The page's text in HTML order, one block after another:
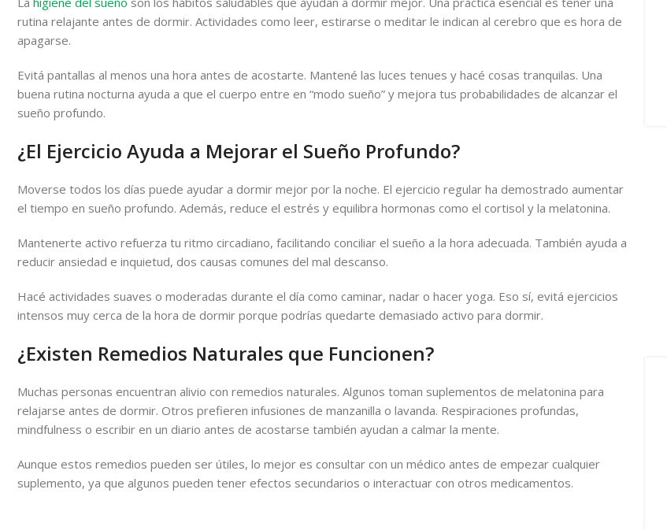
rutina relajante antes de dormir. Actividades como leer, estirarse o meditar le indican al cerebro que es hora de
apagarse.
Evitá pantallas al menos una hora antes de acostarte. Mantené las luces tenues y hacé cosas tranquilas. Una
buena rutina nocturna ayuda a que el cuerpo entre en “modo sueño” y mejora tus probabilidades de alcanzar el
sueño profundo.
¿El Ejercicio Ayuda a Mejorar el Sueño Profundo?
Moverse todos los días puede ayudar a dormir mejor por la noche. El ejercicio regular ha demostrado aumentar
el tiempo en sueño profundo. Además, reduce el estrés y equilibra hormonas como el cortisol y la melatonina.
Mantenerte activo refuerza tu ritmo circadiano, facilitando conciliar el sueño a la hora adecuada. También ayuda a
reducir ansiedad e inquietud, dos causas comunes del mal descanso.
Hacé actividades suaves o moderadas durante el día como caminar, nadar o hacer yoga. Eso sí, evitá ejercicios
intensos muy cerca de la hora de dormir porque podrías quedarte demasiado activo para dormir.
¿Existen Remedios Naturales que Funcionen?
Muchas personas encuentran alivio con remedios naturales. Algunos toman suplementos de melatonina para
relajarse antes de dormir. Otros prefieren infusiones de manzanilla o lavanda. Respiraciones profundas,
mindfulness o escribir en un diario antes de acostarse también ayudan a calmar la mente.
Aunque estos remedios pueden ser útiles, lo mejor es consultar con un médico antes de empezar cualquier
suplemento, ya que algunos pueden tener efectos secundarios o interactuar con otros medicamentos.